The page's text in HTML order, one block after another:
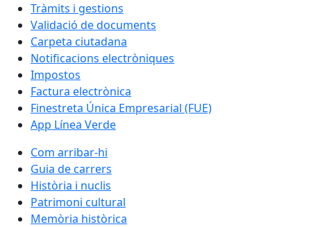
Tràmits i gestions
Validació de documents
Carpeta ciutadana
Notificacions electròniques
Impostos
Factura electrònica
Finestreta Única Empresarial (FUE)
App Línea Verde
Com arribar-hi
Guia de carrers
Història i nuclis
Patrimoni cultural
Memòria històrica